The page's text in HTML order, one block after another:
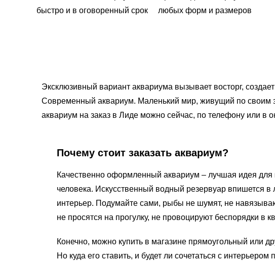
быстро и в оговоренный срок
любых форм и размеров
Эксклюзивный вариант аквариума вызывает восторг,
Современный аквариум. Маленький мир, живущий по своим
аквариум на заказ в Лиде можно сейчас, по телефону или в
Почему стоит заказать аквариум?
Качественно оформленный аквариум – лучшая идея для
человека. Искусственный водный резервуар впишется в
интерьер. Подумайте сами, рыбы не шумят, не
не просятся на прогулку, не провоцируют беспорядки в
Конечно, можно купить в магазине прямоугольный или
Но куда его ставить, и будет ли сочетаться с